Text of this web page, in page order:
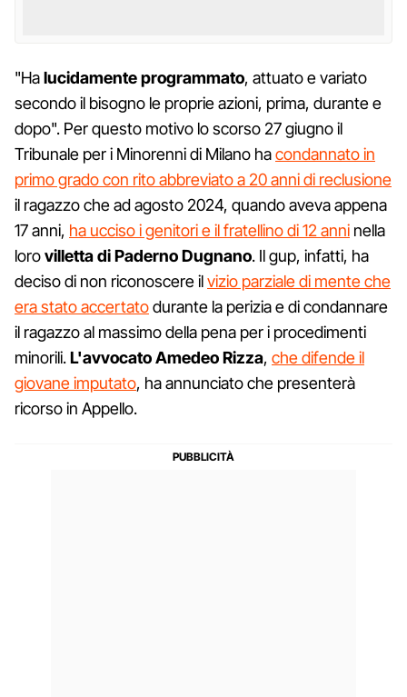
"Halucidamente programmato, attuato e variato
secondo il bisogno le proprie azioni, prima, durante e
dopo". Per questo motivo lo scorso 27 giugno il
Tribunale per i Minorenni di Milano hacondannato in
primo grado con rito abbreviato a 20 anni di reclusione
il ragazzo che ad agosto 2024, quando aveva appena
17 anni, ha ucciso i genitori e il fratellino di 12 anni nella
lorovilletta di Paderno Dugnano. Il gup, infatti, ha
deciso di non riconoscere ilvizio parziale di mente che
era stato accertatodurante la perizia e di condannare
il ragazzo al massimo della pena per i procedimenti
minorili.L'avvocato Amedeo Rizza, che difende il
giovane imputato, ha annunciato che presenterà
ricorso in Appello.